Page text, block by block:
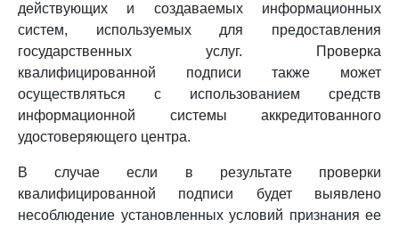
действующих и создаваемых информационных
систем, используемых для предоставления
государственных услуг. Проверка
квалифицированной подписи также может
осуществляться с использованием средств
информационной системы аккредитованного
удостоверяющего центра.
В случае если в результате проверки
квалифицированной подписи будет выявлено
несоблюдение установленных условий признания ее